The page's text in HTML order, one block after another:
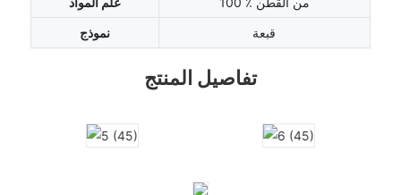
نموذج
قبعة
تفاصيل المنتج